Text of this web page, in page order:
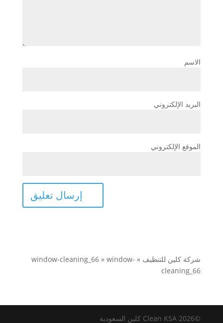
الاسم
البريد الإلكتروني
الموقع الإلكتروني
شركة كلين للتنظيف »
window-cleaning_66 »window-
cleaning_66
©2026 Clean KSA كلين السعودية